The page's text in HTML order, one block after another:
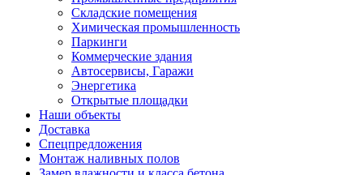
Складские помещения
Химическая промышленность
Паркинги
Коммерческие здания
Автосервисы, Гаражи
Энергетика
Открытые площадки
Наши объекты
Доставка
Спецпредложения
Монтаж наливных полов